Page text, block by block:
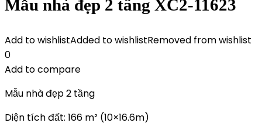
Mẫu nhà đẹp 2 tầng XC2-11623
Add to wishlistAdded to wishlistRemoved from wishlist
0
Add to compare
Mẫu nhà đẹp 2 tầng
Diện tích đất: 166 m² (10×16.6m)